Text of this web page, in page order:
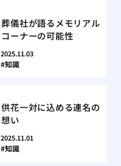
葬儀社が語るメモリアル
コーナーの可能性
2025.11.03
知識
供花一対に込める連名の
想い
2025.11.01
知識